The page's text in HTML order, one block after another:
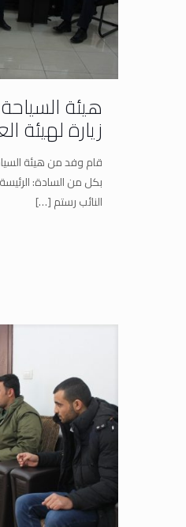
هيئة
زيارة لهيئة
قام وفد من هيئة
بكل من السادة:
النائب رستم[…]